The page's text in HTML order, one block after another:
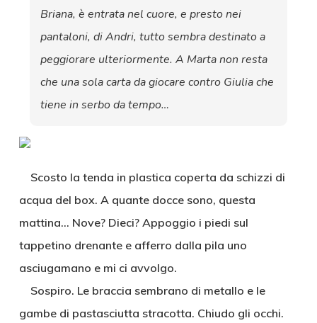
Briana, è entrata nel cuore, e presto nei
pantaloni, di Andri, tutto sembra destinato a
peggiorare ulteriormente. A Marta non resta
che una sola carta da giocare contro Giulia che
tiene in serbo da tempo…
Scosto la tenda in plastica coperta da schizzi di
acqua del box. A quante docce sono, questa
mattina… Nove? Dieci? Appoggio i piedi sul
tappetino drenante e afferro dalla pila uno
asciugamano e mi ci avvolgo.
Sospiro. Le braccia sembrano di metallo e le
gambe di pastasciutta stracotta. Chiudo gli occhi.